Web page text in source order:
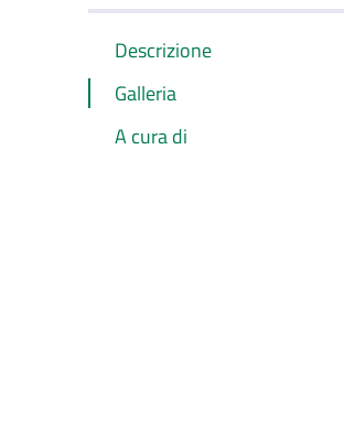
Descrizione
Galleria
A cura di